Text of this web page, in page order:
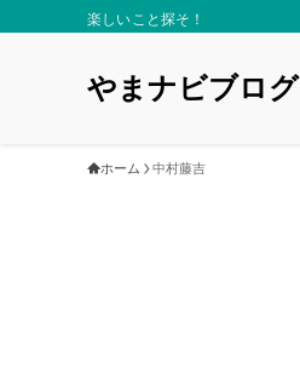
楽しいこと探そ！
やまナビブログ
ホーム 中村藤吉